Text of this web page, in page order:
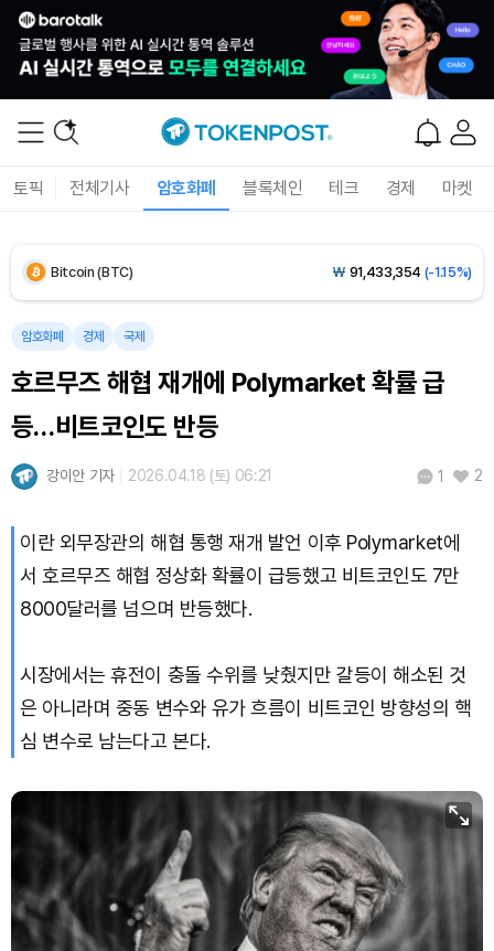
토픽 전체기사 암호화폐 블록체인 테크 경제 마켓
Bitcoin (BTC) ₩ 91,433,354 (-1.15%)
Ethereum (ETH)
Tether USDt (USDT) ₩1,424(0.00%)
BNB (BNB)
XRP (XRP) ₩ 1,451(-3.12%)
Solana (SOL)
Hyperliquid (HYPE) ₩78,906(-2.09%)
암호화폐 경제 국제
호르무즈 해협 재개에 Polymarket 확률 급
등…비트코인도 반등
강이안 기자 2026.04.18 (토) 06:21 1 2
이란 외무장관의 해협 통행 재개 발언 이후 Polymarket에
서 호르무즈 해협 정상화 확률이 급등했고 비트코인도 7만
8000달러를 넘으며 반등했다.
시장에서는 휴전이 충돌 수위를 낮췄지만 갈등이 해소된 것
은 아니라며 중동 변수와 유가 흐름이 비트코인 방향성의 핵
심 변수로 남는다고 본다.